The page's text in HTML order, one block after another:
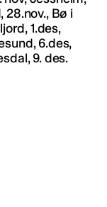
28.nov., Bø i
1.des,
6.des,
9. des.